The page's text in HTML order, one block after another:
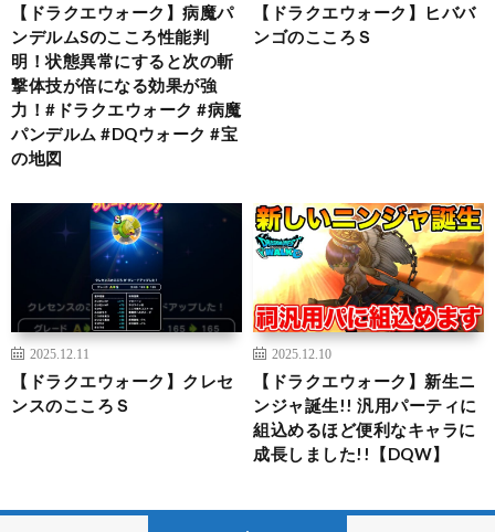
【ドラクエウォーク】病魔パ
ンデルムSのこころ性能判
明！状態異常にすると次の斬
撃体技が倍になる効果が強
力！#ドラクエウォーク #病魔
パンデルム #DQウォーク #宝
の地図
【ドラクエウォーク】ヒババ
ンゴのこころＳ
2025.12.11
【ドラクエウォーク】クレセ
ンスのこころＳ
2025.12.10
【ドラクエウォーク】新生ニ
ンジャ誕生!! 汎用パーティに
組込めるほど便利なキャラに
成長しました!!【DQW】